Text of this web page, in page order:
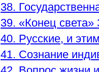
38.
39. «Конец
40. Русские, и
41. Сознание